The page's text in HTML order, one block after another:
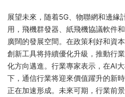
展望未來，随着5G、物聯網和邊緣
用，飛機群發器、紙飛機協議軟件
廣闊的發展空間。在政策利好和資
創新工具将持續優化升級，推動行
化方向邁進。行業專家表示，在AI
下，通信行業将迎來價值躍升的新
正在加速形成。未來可期，行業前景